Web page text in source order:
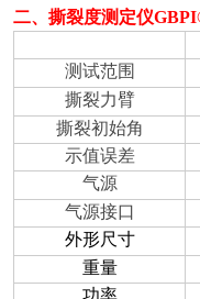
二、 撕裂度测定仪
测试范围
撕裂力臂
撕裂初始角
示值误差
气源
气源接口
外形尺寸
重量